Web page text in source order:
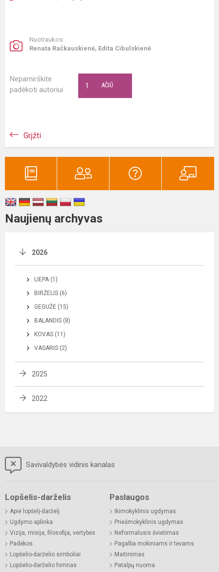
Nuotraukos:
Renata Račkauskienė, Edita Cibulskienė
Nepamirškite
padėkoti autoriui
AČIŪ
1
Grįžti
Naujienų archyvas
2026
LIEPA (1)
BIRŽELIS (6)
GEGUŽĖ (15)
BALANDIS (8)
KOVAS (11)
VASARIS (2)
2025
2022
Savivaldybės vidinis kanalas
Lopšelis-darželis
Apie lopšelį-darželį
Ugdymo aplinka
Vizija, misija, filosofija, vertybės
Padėkos
Lopšelio-darželio simboliai
Lopšelio-darželio himnas
Paslaugos
Ikimokyklinis ugdymas
Priešmokyklinis ugdymas
Neformalusis švietimas
Pagalba mokiniams ir tėvams
Maitinimas
Patalpų nuoma